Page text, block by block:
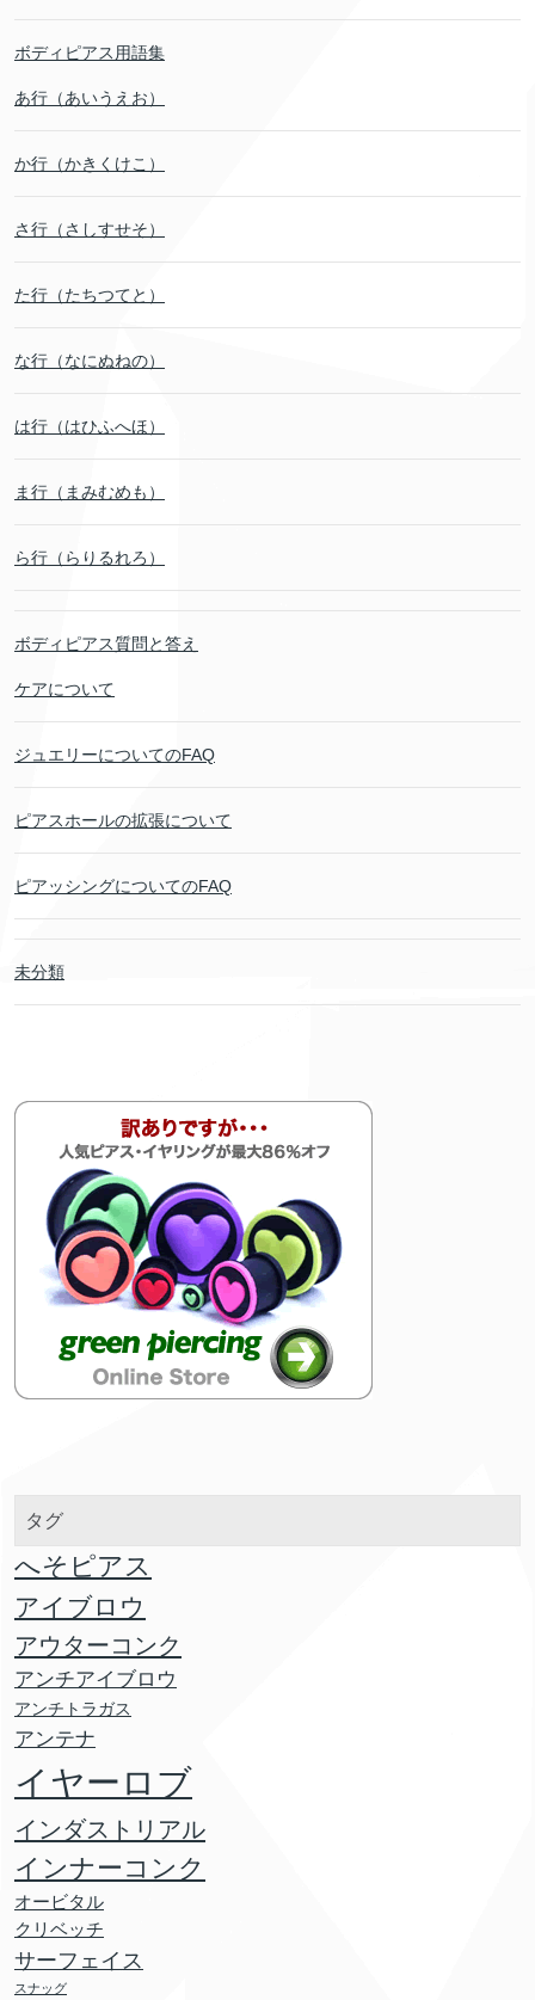
ボディピアス用語集
あ行（あいうえお）
か行（かきくけこ）
さ行（さしすせそ）
た行（たちつてと）
な行（なにぬねの）
は行（はひふへほ）
ま行（まみむめも）
ら行（らりるれろ）
ボディピアス質問と答え
ケアについて
ジュエリーについてのFAQ
ピアスホールの拡張について
ピアッシングについてのFAQ
未分類
タグ
へそピアス
アイブロウ
アウターコンク
アンチアイブロウ
アンチトラガス
アンテナ
イヤーロブ
インダストリアル
インナーコンク
オービタル
クリベッチ
サーフェイス
スナッグ